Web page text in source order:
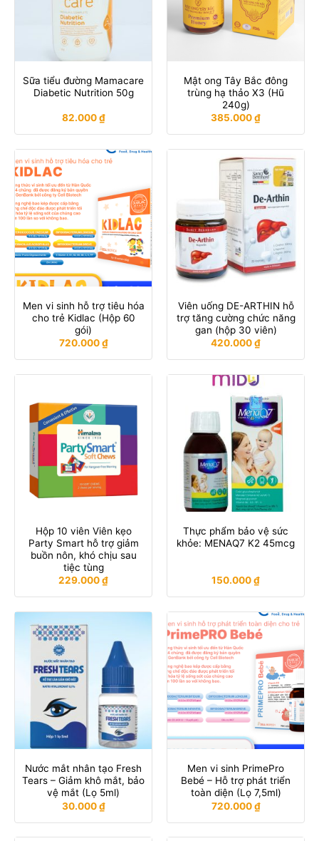
Sữa tiểu đường Mamacare
Diabetic Nutrition 50g
82.000₫
Mật ong Tây Bắc đông
trùng hạ thảo X3 (Hũ
240g)
385.000₫
Men vi sinh hỗ trợ tiêu hóa
cho trẻ Kidlac (Hộp 60
gói)
720.000₫
Viên uống DE-ARTHIN hỗ
trợ tăng cường chức năng
gan (hộp 30 viên)
420.000₫
Hộp 10 viên Viên kẹo
Party Smart hỗ trợ giảm
buồn nôn, khó chịu sau
tiệc tùng
229.000₫
Thực phẩm bảo vệ sức
khỏe: MENAQ7 K2 45mcg
150.000₫
Nước mắt nhân tạo Fresh
Tears – Giảm khô mắt, bảo
vệ mắt (Lọ 5ml)
30.000₫
Men vi sinh PrimePro
Bebé – Hỗ trợ phát triển
toàn diện (Lọ 7,5ml)
720.000₫